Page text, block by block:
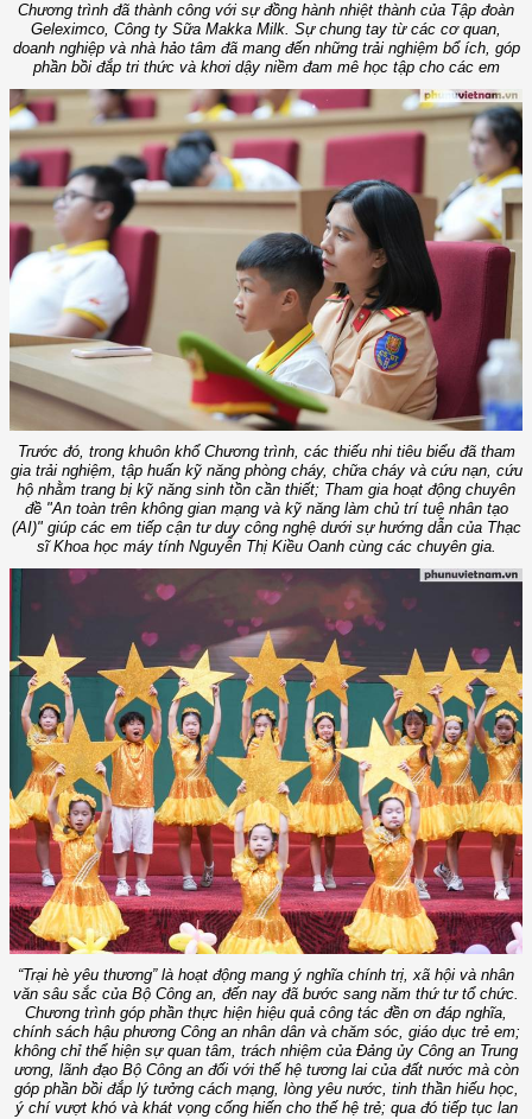
Chương trình đã thành công với sự đồng hành nhiệt thành của Tập đoàn
Geleximco, Công ty Sữa Makka Milk. Sự chung tay từ các cơ quan,
doanh nghiệp và nhà hảo tâm đã mang đến những trải nghiệm bổ ích, góp
phần bồi đắp tri thức và khơi dậy niềm đam mê học tập cho các em
Trước đó, trong khuôn khổ Chương trình, các thiếu nhi tiêu biểu đã tham
gia trải nghiệm, tập huấn kỹ năng phòng cháy, chữa cháy và cứu nạn, cứu
hộ nhằm trang bị kỹ năng sinh tồn cần thiết; Tham gia hoạt động chuyên
đề "An toàn trên không gian mạng và kỹ năng làm chủ trí tuệ nhân tạo
(AI)" giúp các em tiếp cận tư duy công nghệ dưới sự hướng dẫn của Thạc
sĩ Khoa học máy tính Nguyễn Thị Kiều Oanh cùng các chuyên gia.
“Trại hè yêu thương” là hoạt động mang ý nghĩa chính trị, xã hội và nhân
văn sâu sắc của Bộ Công an, đến nay đã bước sang năm thứ tư tổ chức.
Chương trình góp phần thực hiện hiệu quả công tác đền ơn đáp nghĩa,
chính sách hậu phương Công an nhân dân và chăm sóc, giáo dục trẻ em;
không chỉ thể hiện sự quan tâm, trách nhiệm của Đảng ủy Công an Trung
ương, lãnh đạo Bộ Công an đối với thế hệ tương lai của đất nước mà còn
góp phần bồi đắp lý tưởng cách mạng, lòng yêu nước, tinh thần hiếu học,
ý chí vượt khó và khát vọng cống hiến cho thế hệ trẻ; qua đó tiếp tục lan